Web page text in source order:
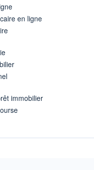
en ligne
immobilier